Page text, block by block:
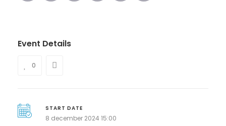
Event Details
0
START DATE
8 december 2024 15:00